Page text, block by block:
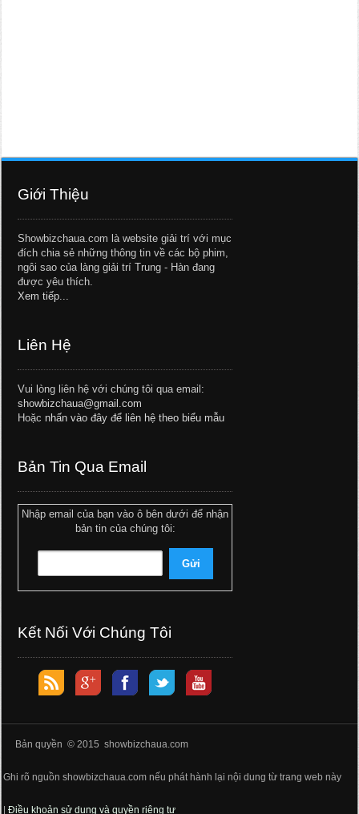
Giới Thiệu
Showbizchaua.com là website giải trí với mục
đích chia sẻ những thông tin về các bộ phim,
ngôi sao của làng giải trí Trung - Hàn đang
được yêu thích.
Xem tiếp...
Liên Hệ
Vui lòng liên hệ với chúng tôi qua email:
showbizchaua@gmail.com
Hoặc nhấn vào đây để liên hệ theo biểu mẫu
Bản Tin Qua Email
Nhập email của bạn vào ô bên dưới để nhận
bản tin của chúng tôi:
Kết Nối Với Chúng Tôi
Bản quyền © 2015 showbizchaua.com
Ghi rõ nguồn showbizchaua.com nếu phát hành lại nội dung từ trang web này
|Điều khoản sử dụng và quyền riêng tư